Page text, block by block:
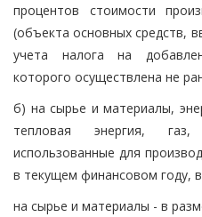
процентов стоимости
(объекта основных средств,
учета налога на
которого осуществлена не
б) на сырье и материалы,
тепловая энергия, газ,
использованные для
в текущем финансовом году,
на сырье и материалы - в